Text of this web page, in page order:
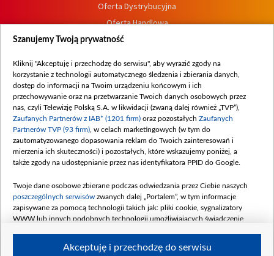
Oferta Dystrybucyjna
Oferta Handlowa
Dostępność
Procedura zgłoszeń wewnętrznych
Szanujemy Twoją prywatność
Kliknij "Akceptuję i przechodzę do serwisu", aby wyrazić zgody na
korzystanie z technologii automatycznego śledzenia i zbierania danych,
dostęp do informacji na Twoim urządzeniu końcowym i ich
przechowywanie oraz na przetwarzanie Twoich danych osobowych przez
nas, czyli Telewizję Polską S.A. w likwidacji (zwaną dalej również „TVP”),
Zaufanych Partnerów z IAB* (1201 firm) oraz pozostałych Zaufanych
Partnerów TVP (93 firm) , w celach marketingowych (w tym do
zautomatyzowanego dopasowania reklam do Twoich zainteresowań i
mierzenia ich skuteczności) i pozostałych, które wskazujemy poniżej, a
także zgody na udostępnianie przez nas identyfikatora PPID do Google.
Twoje dane osobowe zbierane podczas odwiedzania przez Ciebie naszych
poszczególnych serwisów zwanych dalej „Portalem”, w tym informacje
zapisywane za pomocą technologii takich jak: pliki cookie, sygnalizatory
WWW lub innych podobnych technologii umożliwiających świadczenie
Akceptuję i przechodzę do serwisu